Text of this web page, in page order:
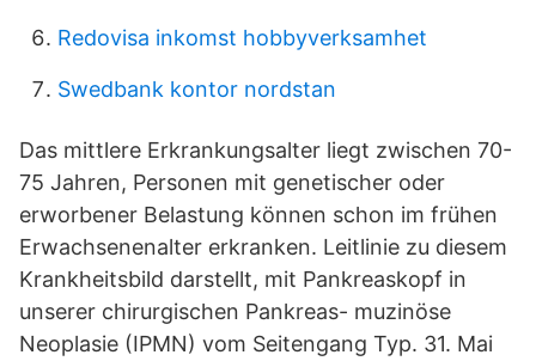
Redovisa inkomst hobbyverksamhet
Swedbank kontor nordstan
Das mittlere Erkrankungsalter liegt zwischen 70-
75 Jahren, Personen mit genetischer oder
erworbener Belastung können schon im frühen
Erwachsenenalter erkranken. Leitlinie zu diesem
Krankheitsbild darstellt, mit Pankreaskopf in
unserer chirurgischen Pankreas- muzinöse
Neoplasie (IPMN) vom Seitengang Typ. 31. Mai